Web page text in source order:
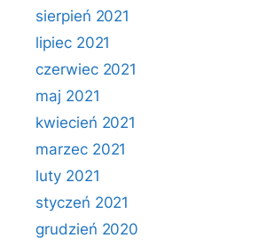
sierpień 2021
lipiec 2021
czerwiec 2021
maj 2021
kwiecień 2021
marzec 2021
luty 2021
styczeń 2021
grudzień 2020